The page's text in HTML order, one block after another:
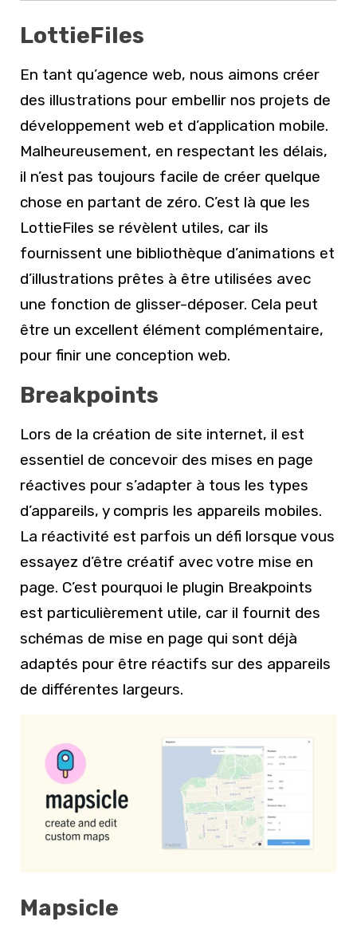
LottieFiles
En tant qu’agence web, nous aimons créer
des illustrations pour embellir nos projets de
développement web et d’application mobile.
Malheureusement, en respectant les délais,
il n’est pas toujours facile de créer quelque
chose en partant de zéro. C’est là que les
LottieFiles se révèlent utiles, car ils
fournissent une bibliothèque d’animations et
d’illustrations prêtes à être utilisées avec
une fonction de glisser-déposer. Cela peut
être un excellent élément complémentaire,
pour finir une conception web.
Breakpoints
Lors de la création de site internet, il est
essentiel de concevoir des mises en page
réactives pour s’adapter à tous les types
d’appareils, y compris les appareils mobiles.
La réactivité est parfois un défi lorsque vous
essayez d’être créatif avec votre mise en
page. C’est pourquoi le plugin Breakpoints
est particulièrement utile, car il fournit des
schémas de mise en page qui sont déjà
adaptés pour être réactifs sur des appareils
de différentes largeurs.
Mapsicle